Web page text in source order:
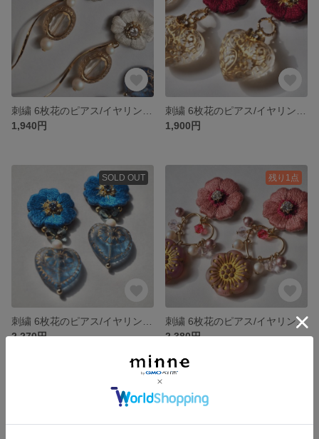
1,940円
1,900円
SOLD OUT
2,270円
残り1点
刺繍 6枚花のピアス/イヤリング(ピンク)
2,380円
SOLD OUT